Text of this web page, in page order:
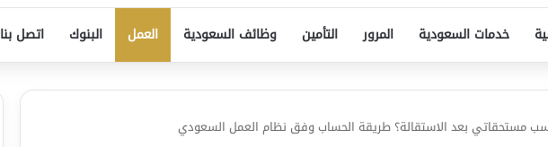
خدمات السعودية المرور التأمين وظائف السعودية العمل البنوك اتصل بنا
مستحقاتي بعد الاستقالة؟ طريقة الحساب وفق نظام العمل السعودي